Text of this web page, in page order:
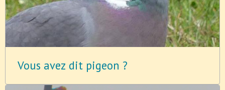
Vous avez dit pigeon ?